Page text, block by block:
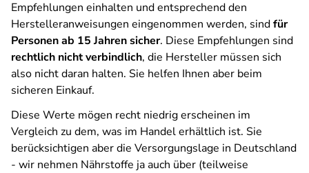
Empfehlungen einhalten und entsprechend den
Herstelleranweisungen eingenommen werden, sindfür
Personen ab 15 Jahren sicher. Diese Empfehlungen sind
rechtlich nicht verbindlich, die Hersteller müssen sich
also nicht daran halten. Sie helfen Ihnen aber beim
sicheren Einkauf.
Diese Werte mögen recht niedrig erscheinen im
Vergleich zu dem, was im Handel erhältlich ist. Sie
berücksichtigen aber die Versorgungslage in Deutschland
- wir nehmen Nährstoffe ja auch über (teilweise